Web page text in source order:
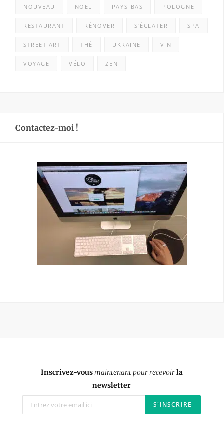
NOUVEAU NOËL PAYS-BAS POLOGNE
RESTAURANT RÉNOVER S'ÉCLATER SPA
STREET ART THÉ UKRAINE VIN
VOYAGE VÉLO ZEN
Contactez-moi !
Inscrivez-vousmaintenant pour recevoirla
newsletter